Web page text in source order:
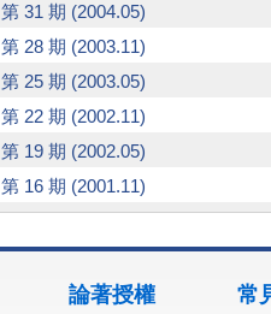
第 31 期 (2004.05)
第 28 期 (2003.11)
第 25 期 (2003.05)
第 22 期 (2002.11)
第 19 期 (2002.05)
第 16 期 (2001.11)
論著授權 常